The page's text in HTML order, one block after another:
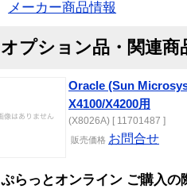
メーカー商品情報
オプション品・関連商
Oracle (Sun
X4100/X4200用
(X8026A) [ 11701487 ]
販売価格 お問合せ
ぷらっとオンライン ご購入の